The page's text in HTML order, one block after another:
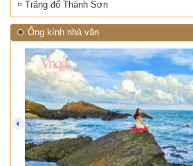
Trăng đổ Thành Sơn
Ống kính nhà văn
prev